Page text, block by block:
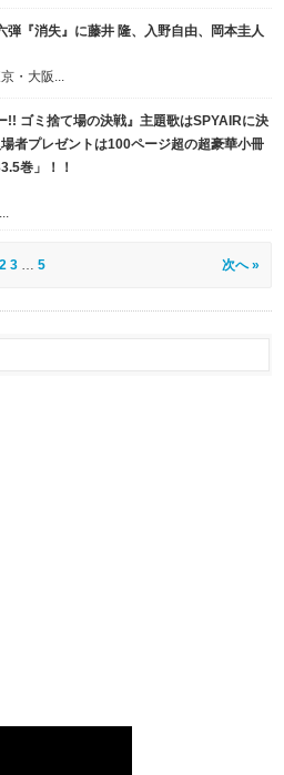
弾『消失』に藤井 隆、入野自由、岡本圭人
・大阪...
!! ゴミ捨て場の決戦』主題歌はSPYAIRに決
者プレゼントは100ページ超の超豪華小冊
巻」！！
2 3 5 次へ »